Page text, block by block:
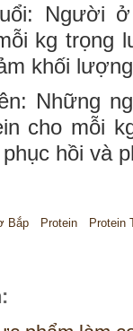
Người
kg trọng
khối
Những
cho mỗi
hồi và
Bắp Protein Protein